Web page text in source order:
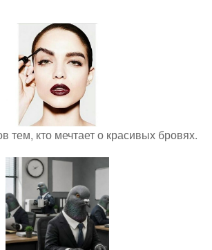
тем, кто мечтает о красивых бровях.